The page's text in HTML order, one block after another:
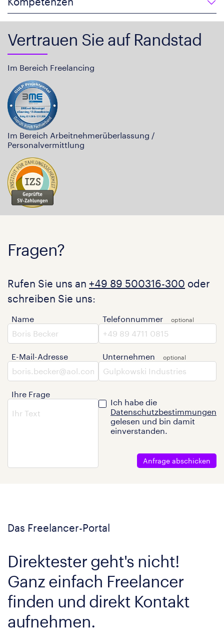
Vertrauen Sie auf Randstad
Im Bereich Freelancing
Im Bereich Arbeitnehmerüberlassung /
Personalvermittlung
Fragen?
Rufen Sie uns an +49 89 500316-300 oder
schreiben Sie uns:
Name
E-Mail-Adresse
Ihre Frage
Telefonnummer
Unternehmen
Ich habe die
Datenschutzbestimmungen
gelesen und bin damit
einverstanden.
Anfrage abschicken
Das Freelancer-Portal
Direktester geht's nicht!
Ganz einfach Freelancer
finden und direkt Kontakt
aufnehmen.